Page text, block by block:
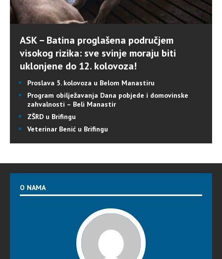
ASK – Batina proglašena područjem
visokog rizika: sve svinje moraju biti
uklonjene do 12. kolovoza!
Proslava 5. kolovoza u Belom Manastiru
Program obilježavanja Dana pobjede i domovinske
zahvalnosti – Beli Manastir
ZŠRD u Brifingu
Veterinar Benić u Brifingu
O NAMA